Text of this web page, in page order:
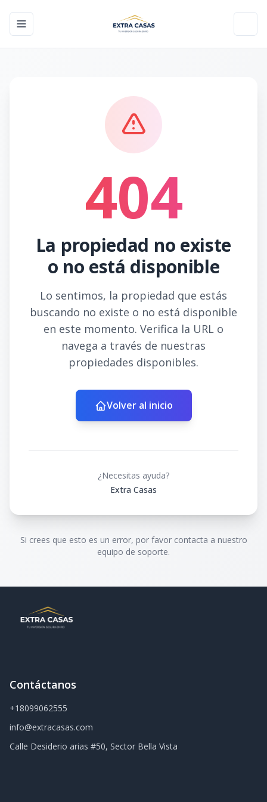
Toggle navigation menu
404
La propiedad no existe
o no está disponible
Lo sentimos, la propiedad que estás
buscando no existe o no está disponible
en este momento. Verifica la URL o
navega a través de nuestras
propiedades disponibles.
Volver al inicio
¿Necesitas ayuda?
Extra Casas
Si crees que esto es un error, por favor contacta a nuestro
equipo de soporte.
Contáctanos
+18099062555
info@extracasas.com
Calle Desiderio arias #50, Sector Bella Vista